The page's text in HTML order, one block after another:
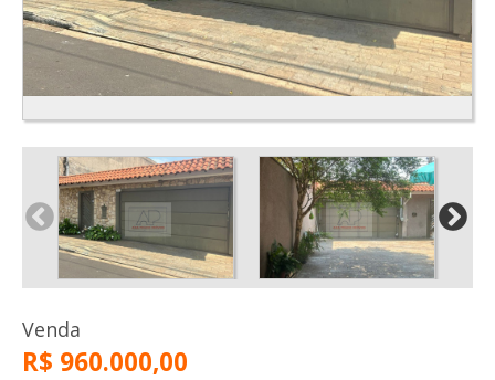
Venda
R$ 960.000,00